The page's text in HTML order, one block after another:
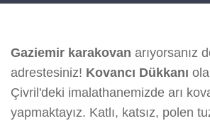
Gaziemir karakovan arıyorsanız
adrestesiniz! Kovancı Dükkanı
Çivril'deki imalathanemizde arı
yapmaktayız. Katlı, katsız, polen